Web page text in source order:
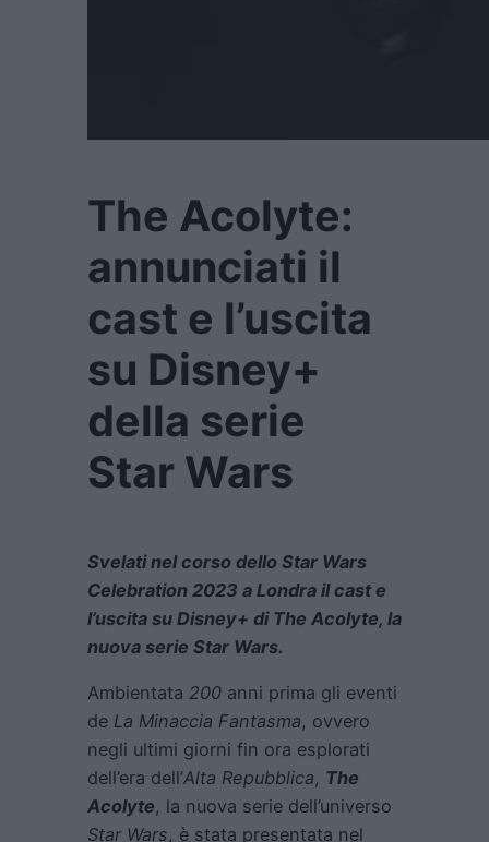
The Acolyte:
annunciati il
cast e l’uscita
su Disney+
della serie
Star Wars
Svelati nel corso dello Star Wars
Celebration 2023 a Londra il cast e
l’uscita su Disney+ di The Acolyte, la
nuova serie Star Wars.
Ambientata 200 anni prima gli eventi
de La Minaccia Fantasma, ovvero
negli ultimi giorni fin ora esplorati
dell’era dell’Alta Repubblica, The
Acolyte, la nuova serie dell’universo
Star Wars, è stata presentata nel